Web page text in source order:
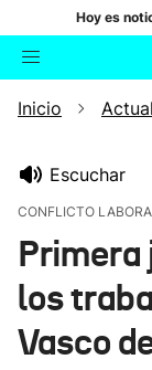
Hoy es
Buscador
Inicio
Escuchar
CONFLICTO
Primera
los
Vasco